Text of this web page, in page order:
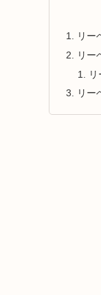
リー
リー
リー